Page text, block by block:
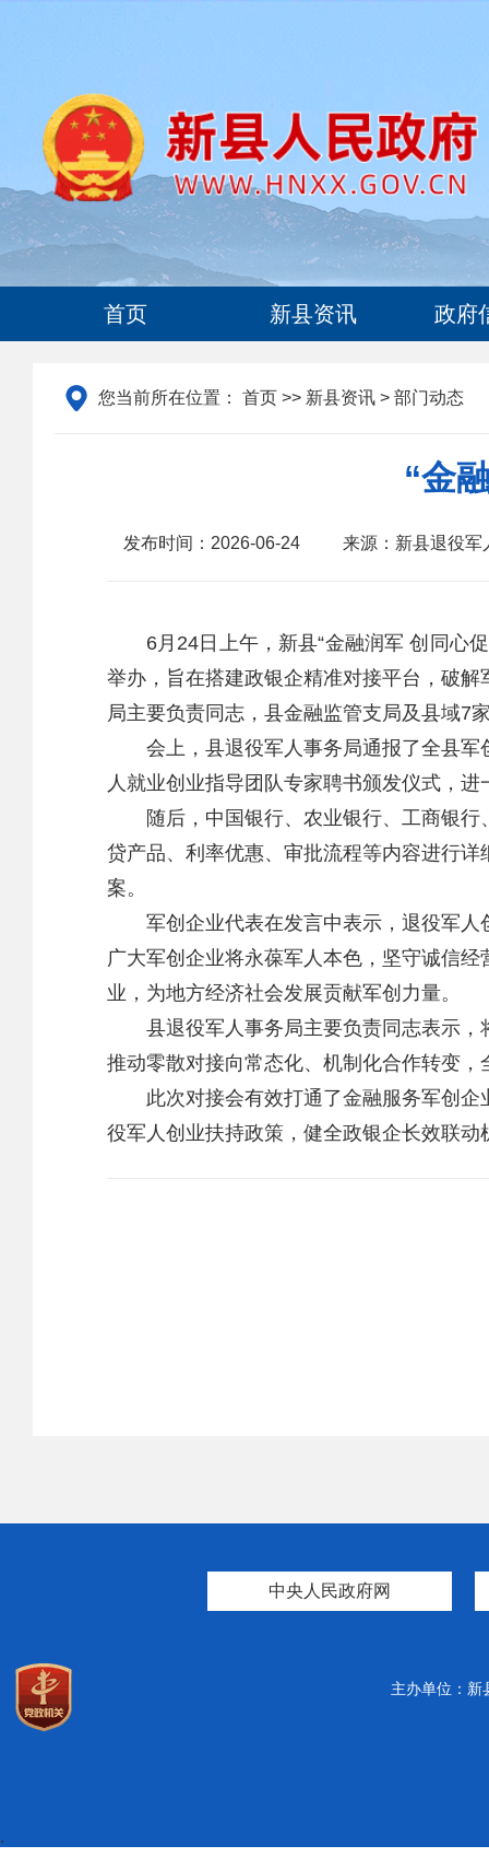
首页 新县资讯 政府
您当前所在位置： 首页 >> 新县资讯 > 部门动态
“金
发布时间：2026-06-24 来源：新县退役军
6月24日上午，新县“金融润军 创同心促
举办，旨在搭建政银企精准对接平台，破
局主要负责同志，县金融监管支局及县域7
会上，县退役军人事务局通报了全县军
人就业创业指导团队专家聘书颁发仪式，
随后，中国银行、农业银行、工商银行
贷产品、利率优惠、审批流程等内容进行
案。
军创企业代表在发言中表示，退役军人
广大军创企业将永葆军人本色，坚守诚信
业，为地方经济社会发展贡献军创力量。
县退役军人事务局主要负责同志表示，
推动零散对接向常态化、机制化合作转变
此次对接会有效打通了金融服务军创企
役军人创业扶持政策，健全政银企长效联
中央人民政府网
主办单位：新
.